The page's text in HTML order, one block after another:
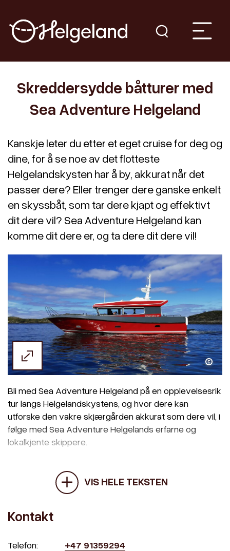
Skreddersydde båtturer med
Sea Adventure Helgeland
Kanskje leter du etter et eget cruise for deg og
dine, for å se noe av det flotteste
Helgelandskysten har å by, akkurat når det
passer dere? Eller trenger dere ganske enkelt
en skyssbåt, som tar dere kjapt og effektivt
dit dere vil? Sea Adventure Helgeland kan
komme dit dere er, og ta dere dit dere vil!
Sea Adventure Helgeland
Bli med Sea Adventure Helgeland på en opplevelsesrik
tur langs Helgelandskystens, og hvor dere kan
utforske den vakre skjærgården akkurat som dere vil, i
følge med Sea Adventure Helgelands erfarne og
lokalkjente skippere.
VIS HELE TEKSTEN
Kontakt
Telefon:
+47 91359294